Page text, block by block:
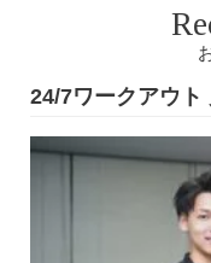
24/7ワークアウト